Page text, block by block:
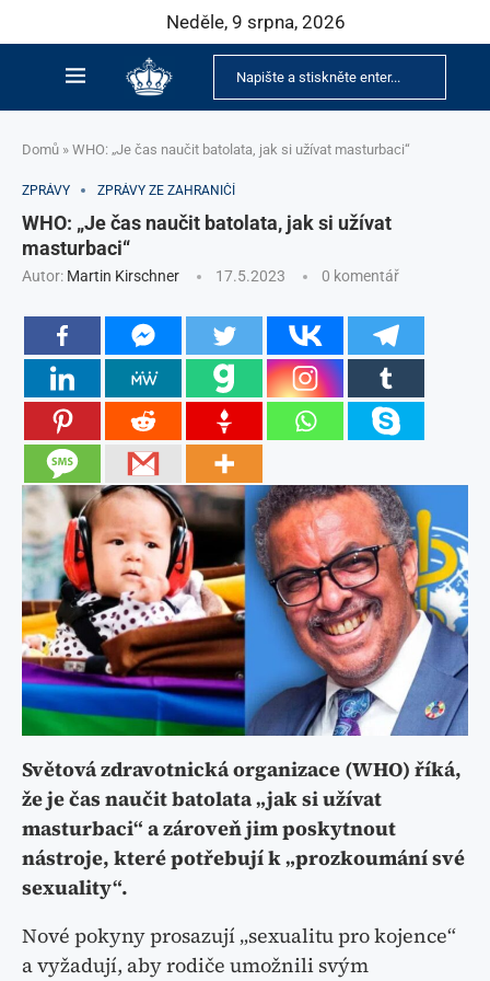
Neděle, 9 srpna, 2026
Domů » WHO: „Je čas naučit batolata, jak si užívat masturbaci“
ZPRÁVY ZPRÁVY ZE ZAHRANIČÍ
WHO: „Je čas naučit batolata, jak si užívat
masturbaci“
Autor: Martin Kirschner 17.5.2023 0 komentář
Světová zdravotnická organizace (WHO) říká,
že je čas naučit batolata „jak si užívat
masturbaci“ a zároveň jim poskytnout
nástroje, které potřebují k „prozkoumání své
sexuality“.
Nové pokyny prosazují „sexualitu pro kojence“
a vyžadují, aby rodiče umožnili svým